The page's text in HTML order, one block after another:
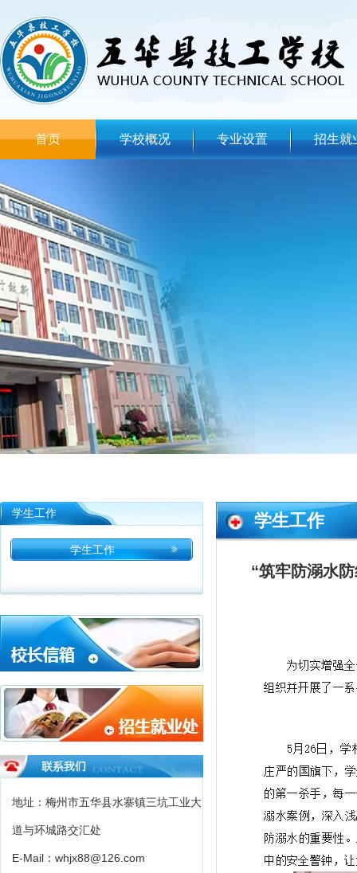
首页 学校概况 专业设置 招生就
学生工作
学生工作
地址：梅州市五华县水寨镇三坑工业大
道与环城路交汇处
E-Mail：whjx88@126.com
学生工作
“筑牢防溺水